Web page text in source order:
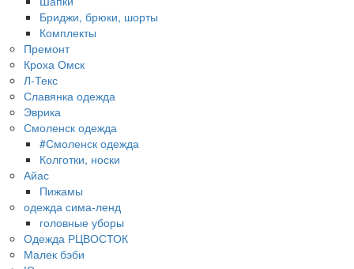
Бриджи, брюки, шорты
Комплекты
Премонт
Кроха Омск
Л-Текс
Славянка одежда
Эврика
Смоленск одежда
#Смоленск одежда
Колготки, носки
Айас
Пижамы
одежда сима-ленд
головные уборы
Одежда РЦВОСТОК
Малек бэби